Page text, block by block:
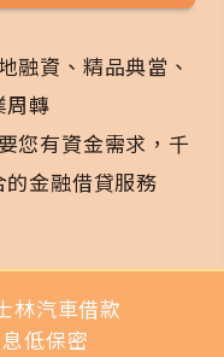
融資、精品典當、
周轉
您有資金需求，千
金融借貸服務
林汽車借款
低保密